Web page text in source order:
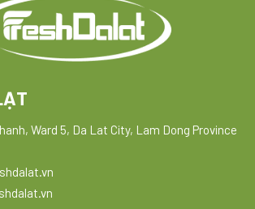
Ward 5, Da Lat City, Lam Dong Province